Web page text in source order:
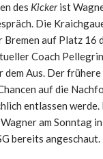
des Kickerist
Die
Bremen auf Platz 16
Coach
dem Aus. Der
auf die
entlassen werde.
am Sonntag
bereits angeschaut.